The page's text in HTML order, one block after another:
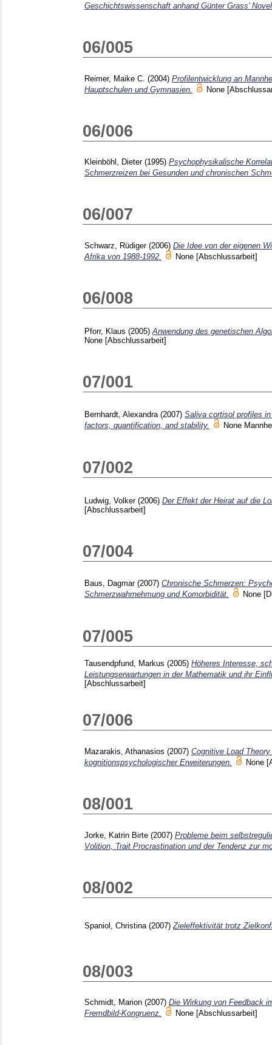
Geschichtswissenschaft anhand Günter Grass’
06/005
Reimer, Maike C. (2004) Profilentwicklung an
Hauptschulen und Gymnasien.
None
06/006
Kleinböhl, Dieter (1995) Psychophysikalische
Schmerzreizen bei Gesunden und chronischen
06/007
Schwarz, Rüdiger (2006) Die Idee von der eigenen
Afrika von 1988-1992.
None [Abschlussarbeit]
06/008
Pforr, Klaus (2005) Anwendung des genetischen
None [Abschlussarbeit]
07/001
Bernhardt, Alexandra (2007) Saliva cortisol profiles
factors, quantification, and stability.
None
07/002
Ludwig, Volker (2006) Der Effekt der Heirat auf die
[Abschlussarbeit]
07/004
Baus, Dagmar (2007) Chronische Schmerzen:
Schmerzwahrnehmung und Komorbidität.
None
07/005
Tausendpfund, Markus (2005) Höheres Interesse,
Leistungserwartungen in der Mathematik und ihr
[Abschlussarbeit]
07/006
Mazarakis, Athanasios (2007) Cognitive Load
kognitionspsychologischer Erweiterungen.
None
08/001
Jorke, Katrin Birte (2007) Probleme beim
Volition, Trait Procrastination und der Tendenz zur
08/002
Spaniol, Christina (2007) Zieleffektivität trotz
08/003
Schmidt, Marion (2007) Die Wirkung von Feedback
Fremdbild-Kongruenz.
None [Abschlussarbeit]